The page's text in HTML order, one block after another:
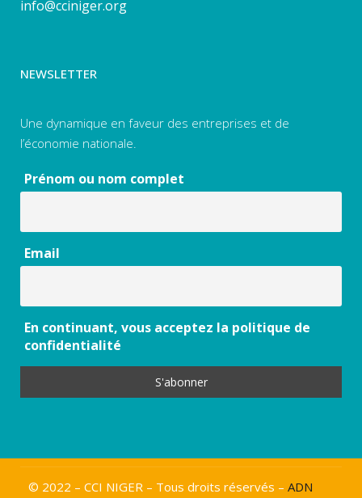
info@cciniger.org
NEWSLETTER
Une dynamique en faveur des entreprises et de
l’économie nationale.
Prénom ou nom complet
Email
En continuant, vous acceptez la politique de
confidentialité
© 2022 – CCI NIGER – Tous droits réservés – ADN